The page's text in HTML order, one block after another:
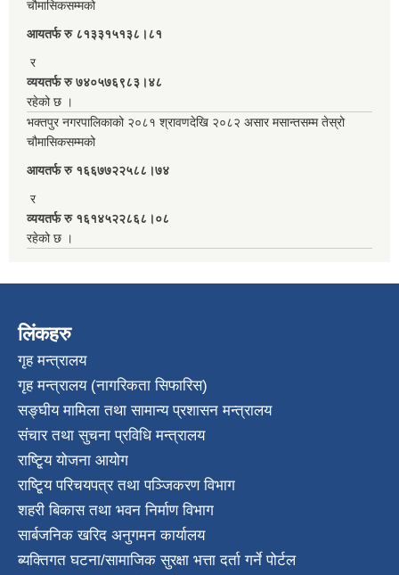
चौमासिकसम्मको
आयतर्फ रु‌ ८१३३१५१३८।८१
र
व्ययतर्फ रु ७४०५७६९८३।४८
रहेको छ ।
भक्तपुर नगरपालिकाको २०८१ श्रावणदेखि २०८२ असार मसान्तसम्म तेस्रो
चौमासिकसम्मको
आयतर्फ रु‌ १६६७७२२५८८।७४
र
व्ययतर्फ रु १६१४५२२८६८।०८
रहेको छ ।
लिंकहरु
गृह मन्त्रालय
गृह मन्त्रालय (नागरिकता सिफारिस)
सङ्घीय मामिला तथा सामान्य प्रशासन मन्त्रालय
संचार तथा सुचना प्रविधि मन्त्रालय
राष्टि्ृय योजना आयोग
राष्टि्ृय परिचयपत्र तथा पञ्जिकरण विभाग
शहरी बिकास तथा भवन निर्माण विभाग
सार्बजनिक खरिद अनुगमन कार्यालय
ब्यक्तिगत घटना/सामाजिक सुरक्षा भत्ता दर्ता गर्ने पोर्टल